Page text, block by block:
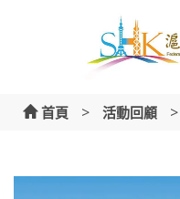
首頁 > 活動回顧 >